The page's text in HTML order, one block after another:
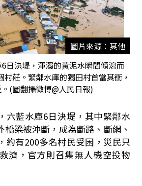
圖片來源：其他
日決堤，渾濁的黃泥水瞬間傾瀉而
莊。緊鄰水庫的獨田村首當其衝，
(圖翻攝微博@人民日報)
六藍水庫6日決堤，其中緊鄰水
橋梁被沖斷，成為斷路、斷網、
約有200多名村民受困，災民只
濟，官方則召集無人機空投物